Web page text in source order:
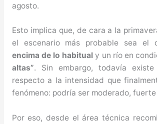
agosto.
Esto implica que, de cara a la
el escenario más probable sea el
encima de lo habitual y un río en
altas”. Sin embargo, todavía existe
respecto a la intensidad que
fenómeno: podría ser moderado,
Por eso, desde el área técnica